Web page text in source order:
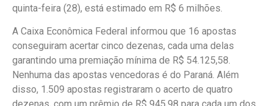
quinta-feira (28), está estimado em R$ 6 milhões.
A Caixa Econômica Federal informou que 16 apostas
conseguiram acertar cinco dezenas, cada uma delas
garantindo uma premiação mínima de R$ 54.125,58.
Nenhuma das apostas vencedoras é do Paraná. Além
disso, 1.509 apostas registraram o acerto de quatro